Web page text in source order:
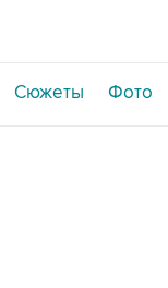
Сюжеты Фото